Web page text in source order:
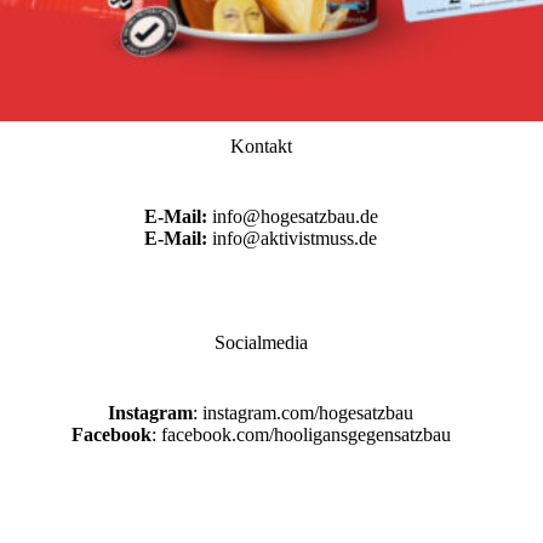
Kontakt
E-Mail: info@hogesatzbau.de
E-Mail: info@aktivistmuss.de
Socialmedia
Instagram: instagram.com/hogesatzbau
Facebook: facebook.com/hooligansgegensatzbau